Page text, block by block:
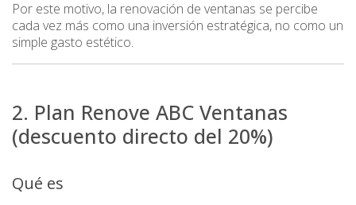
Por este motivo, la renovación de ventanas se percibe
cada vez más como una inversión estratégica, no como un
simple gasto estético.
2. Plan Renove ABC Ventanas
(descuento directo del 20%)
Qué es